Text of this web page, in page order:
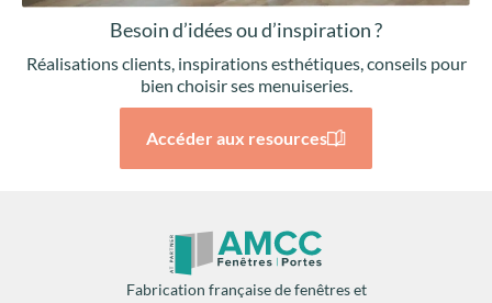
Besoin d’idées ou d’inspiration ?
Réalisations clients, inspirations esthétiques, conseils pour
bien choisir ses menuiseries.
Accéder aux resources
Fabrication française de fenêtres et